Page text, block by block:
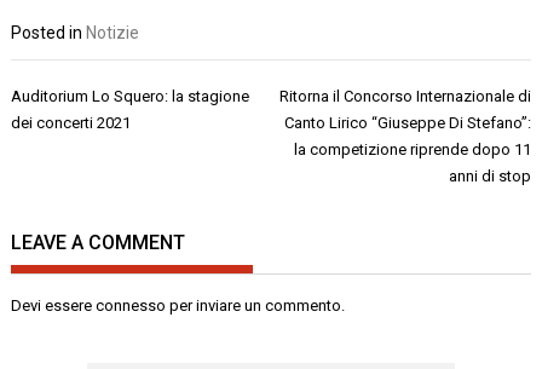
Posted in Notizie
Navigazione
articoli
Auditorium Lo Squero: la stagione
dei concerti 2021
Ritorna il Concorso Internazionale di
Canto Lirico “Giuseppe Di Stefano”:
la competizione riprende dopo 11
anni di stop
LEAVE A COMMENT
Devi essereconnesso per inviare un commento.